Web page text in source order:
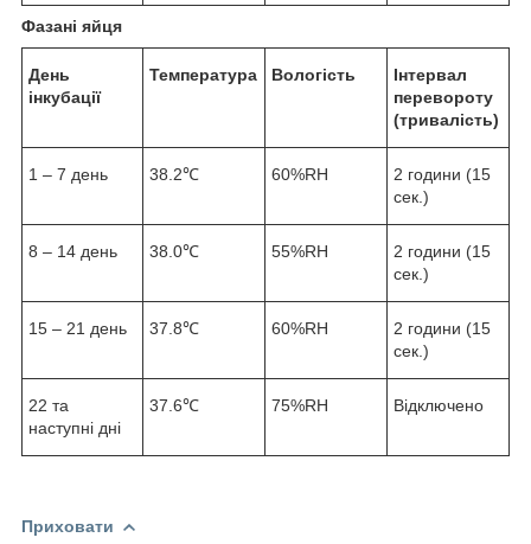
Фазані яйця
День
інкубації
Температура Вологість
Інтервал
перевороту
(тривалість)
1 – 7 день 38.2℃ 60%RH
2 години (15
сек.)
8 – 14 день 38.0℃ 55%RH
2 години (15
сек.)
15 – 21 день 37.8℃ 60%RH
2 години (15
сек.)
22 та
наступні дні
37.6℃ 75%RH Відключено
Приховати